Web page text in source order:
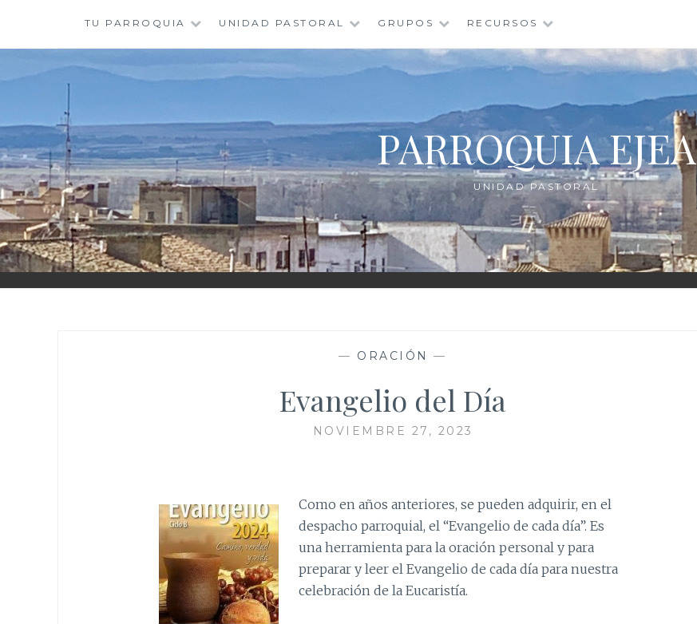
contenido
TU PARROQUIA UNIDAD PASTORAL GRUPOS RECURSOS
PARROQUIA EJEA
UNIDAD PASTORAL
— ORACIÓN —
Evangelio del Día
NOVIEMBRE 27, 2023
Como en años anteriores, se pueden adquirir, en el
despacho parroquial, el “Evangelio de cada día”. Es
una herramienta para la oración personal y para
preparar y leer el Evangelio de cada día para nuestra
celebración de la Eucaristía.